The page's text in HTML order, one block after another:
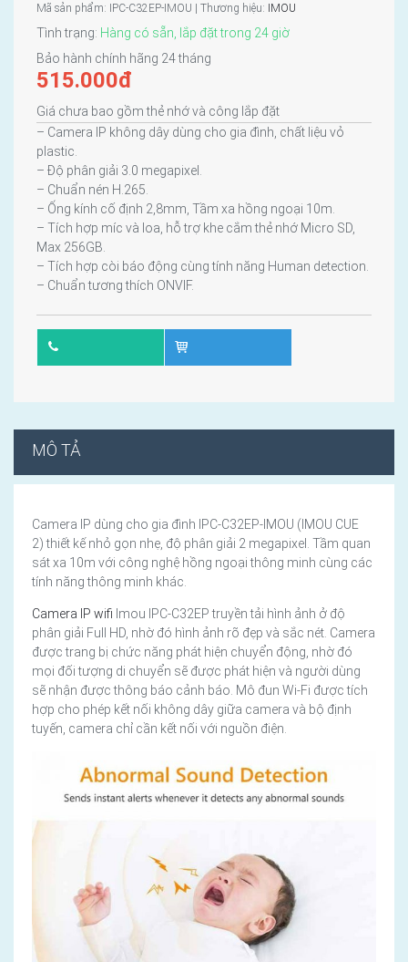
Mã sản phẩm: IPC-C32EP-IMOU | Thương hiệu: IMOU
Tình trạng: Hàng có sẵn, lắp đặt trong 24 giờ
Bảo hành chính hãng 24 tháng
515.000đ
Giá chưa bao gồm thẻ nhớ và công lắp đặt
– Camera IP không dây dùng cho gia đình, chất liệu vỏ
plastic.
– Độ phân giải 3.0 megapixel.
– Chuẩn nén H.265.
– Ống kính cố định 2,8mm, Tầm xa hồng ngoại 10m.
– Tích hợp míc và loa, hỗ trợ khe cắm thẻ nhớ Micro SD,
Max 256GB.
– Tích hợp còi báo động cùng tính năng Human detection.
– Chuẩn tương thích ONVIF.
MÔ TẢ
Camera IP dùng cho gia đình IPC-C32EP-IMOU (IMOU CUE
2) thiết kế nhỏ gọn nhẹ, độ phân giải 2 megapixel. Tầm quan
sát xa 10m với công nghệ hồng ngoại thông minh cùng các
tính năng thông minh khác.
Camera IP wifi Imou IPC-C32EP truyền tải hình ảnh ở độ
phân giải Full HD, nhờ đó hình ảnh rõ đẹp và sắc nét. Camera
được trang bị chức năng phát hiện chuyển động, nhờ đó
mọi đối tượng di chuyển sẽ được phát hiện và người dùng
sẽ nhận được thông báo cảnh báo. Mô đun Wi-Fi được tích
hợp cho phép kết nối không dây giữa camera và bộ định
tuyến, camera chỉ cần kết nối với nguồn điện.